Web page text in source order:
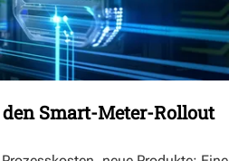
Smart-Meter-Rollout